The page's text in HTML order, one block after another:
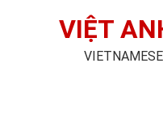
VIỆT